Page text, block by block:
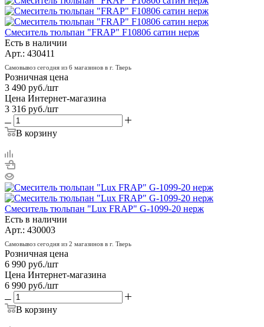
Смеситель тюльпан "FRAP" F10806 сатин нерж
Есть в наличии
Арт.: 430411
Самовывоз сегодня из 6 магазинов в г. Тверь
Розничная цена
3 490 руб./шт
Цена Интернет-магазина
3 316 руб./шт
В корзину
Смеситель тюльпан "Lux FRAP" G-1099-20 нерж
Есть в наличии
Арт.: 430003
Самовывоз сегодня из 2 магазинов в г. Тверь
Розничная цена
6 990 руб./шт
Цена Интернет-магазина
6 990 руб./шт
В корзину